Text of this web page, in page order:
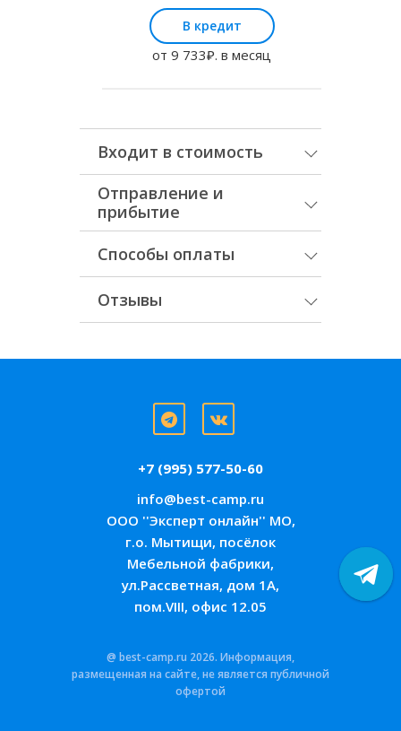
В кредит
от 9 733₽. в месяц
Входит в стоимость
Отправление и
прибытие
Способы оплаты
Отзывы
+7 (995) 577-50-60
info@best-camp.ru
ООО ''Эксперт онлайн'' МО,
г.о. Мытищи, посёлок
Мебельной фабрики,
ул.Рассветная, дом 1А,
пом.VIII, офис 12.05
@ best-camp.ru 2026. Информация,
размещенная на сайте, не является публичной
офертой